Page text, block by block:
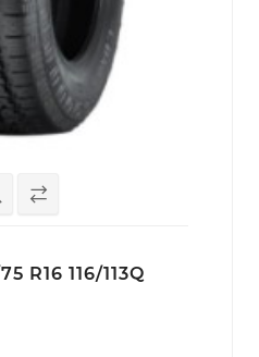
R16 116/113Q